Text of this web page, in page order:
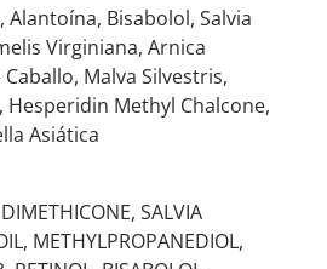
Alantoína, Bisabolol, Salvia
Virginiana, Arnica
Malva Silvestris,
Hesperidin Methyl Chalcone,
Asiática
SALVIA
METHYLPROPANEDIOL,